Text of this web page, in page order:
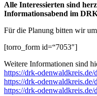
Alle Interessierten sind
Informationsabend im
Für die Planung bitten wir
[torro_form id=“7053″]
Weitere Informationen sind
https://drk-odenwaldkreis.de/
https://drk-odenwaldkreis.de/
https://drk-odenwaldkreis.de/